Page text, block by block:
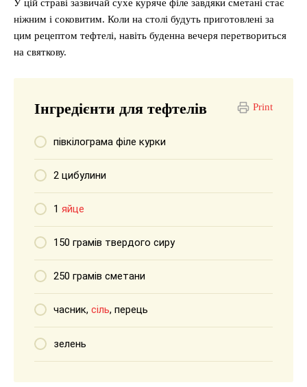
У цій страві зазвичай сухе куряче філе завдяки сметані стає
ніжним і соковитим. Коли на столі будуть приготовлені за
цим рецептом тефтелі, навіть буденна вечеря перетвориться
на святкову.
Print
Інгредієнти для тефтелів
півкілограма філе курки
2 цибулини
1 яйце
150 грамів твердого сиру
250 грамів сметани
часник, сіль, перець
зелень